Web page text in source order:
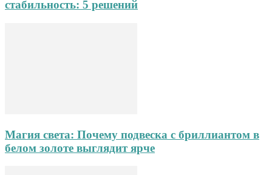
стабильность: 5 решений
Магия света: Почему подвеска с бриллиантом в
белом золоте выглядит ярче